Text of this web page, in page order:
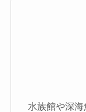
水族館や深